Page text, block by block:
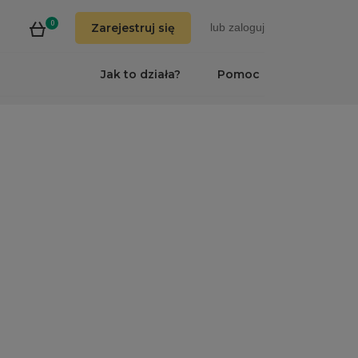
0 Zarejestruj się lub zaloguj
Pomoc
Jak to działa?